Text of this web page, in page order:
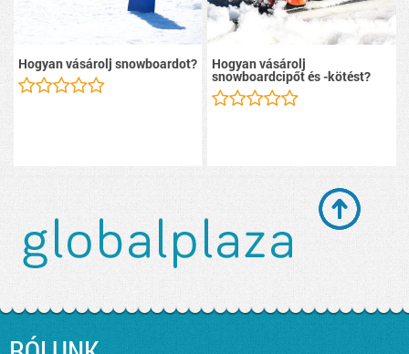
Hogyan vásárolj snowboardot? Hogyan vásárolj
snowboardcipőt és -kötést?